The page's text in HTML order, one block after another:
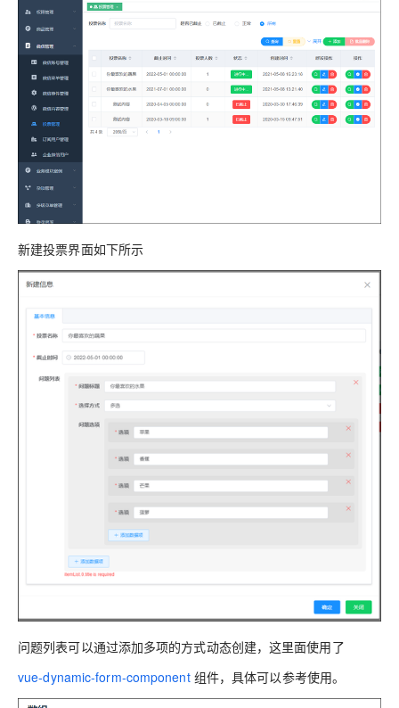
新建投票界面如下所示
问题列表可以通过添加多项的方式动态创建，这里面使用了
vue-dynamic-form-component 组件，具体可以参考使用。